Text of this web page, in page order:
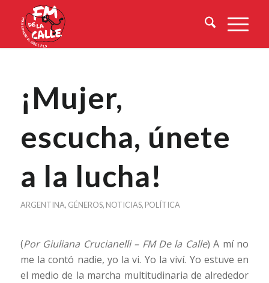
¡Mujer,
escucha, únete
a la lucha!
ARGENTINA, GÉNEROS, NOTICIAS, POLÍTICA
(Por Giuliana Crucianelli – FM De la Calle) A mí no
me la contó nadie, yo la vi. Yo la viví. Yo estuve en
el medio de la marcha multitudinaria de alrededor